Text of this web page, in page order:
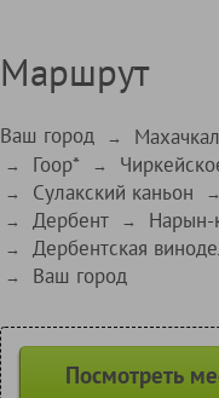
Маршрут
Ваш город →
→ Гоор* →
→ Сулакский каньон →
→ Дербент → Нарын-
→ Дербентская
→ Ваш город
Посмотреть